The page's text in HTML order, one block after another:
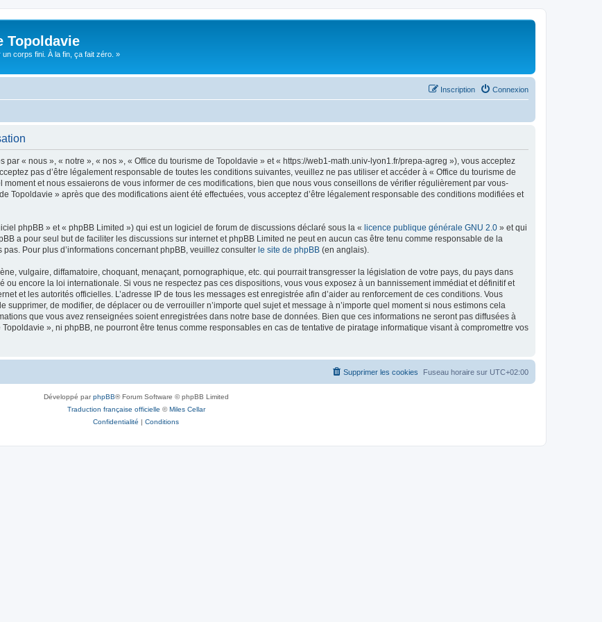
Topoldavie
corps fini. À la fin, ça fait zéro. »
Connexion
Inscription
« nous », « notre », « nos », « Office du tourisme de Topoldavie » et « https://web1-math.univ-lyon1.fr/prepa-agreg »), vous acceptez
pas d’être légalement responsable de toutes les conditions suivantes, veuillez ne pas utiliser et accéder à « Office du tourisme de
et nous essaierons de vous informer de ces modifications, bien que nous vous conseillons de vérifier régulièrement par vous-
Topoldavie » après que des modifications aient été effectuées, vous acceptez d’être légalement responsable des conditions modifiées et
phpBB » et « phpBB Limited ») qui est un logiciel de forum de discussions déclaré sous la « licence publique générale GNU 2.0 » et qui
a pour seul but de faciliter les discussions sur internet et phpBB Limited ne peut en aucun cas être tenu comme responsable de la
Pour plus d’informations concernant phpBB, veuillez consulter le site de phpBB (en anglais).
vulgaire, diffamatoire, choquant, menaçant, pornographique, etc. qui pourrait transgresser la législation de votre pays, du pays dans
encore la loi internationale. Si vous ne respectez pas ces dispositions, vous vous exposez à un bannissement immédiat et définitif et
et les autorités officielles. L’adresse IP de tous les messages est enregistrée afin d’aider au renforcement de ces conditions. Vous
de modifier, de déplacer ou de verrouiller n’importe quel sujet et message à n’importe quel moment si nous estimons cela
que vous avez renseignées soient enregistrées dans notre base de données. Bien que ces informations ne seront pas diffusées à
», ni phpBB, ne pourront être tenus comme responsables en cas de tentative de piratage informatique visant à compromettre vos
Fuseau horaire sur UTC+02:00
Supprimer les cookies
Développé parphpBB® Forum Software © phpBB Limited
Traduction française officielle ©Miles Cellar
Confidentialité | Conditions